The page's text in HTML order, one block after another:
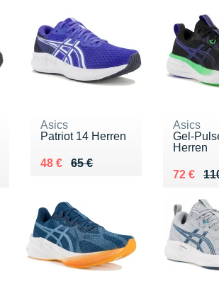
Asics
Patriot 14 Herren
65 €
Au lieu de 65 €
48 €
Vendu 48 €
Asics
Gel-
Herren
Au lieu
72 €
Vendu